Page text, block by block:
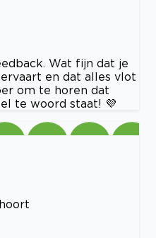
Wat fijn dat je
en dat alles vlot
om te horen dat
te woord staat! 💜